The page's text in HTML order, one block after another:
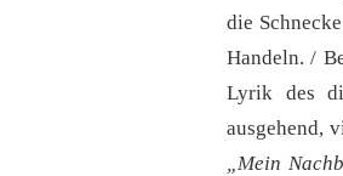
die
Handeln. /
Lyrik des
ausgehend,
„Mein